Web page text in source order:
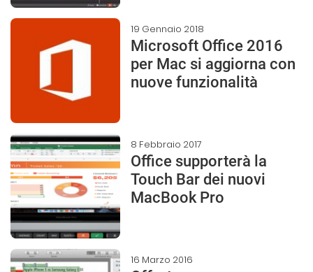
19 Gennaio 2018
Microsoft Office 2016
per Mac si aggiorna con
nuove funzionalità
8 Febbraio 2017
Office supporterà la
Touch Bar dei nuovi
MacBook Pro
16 Marzo 2016